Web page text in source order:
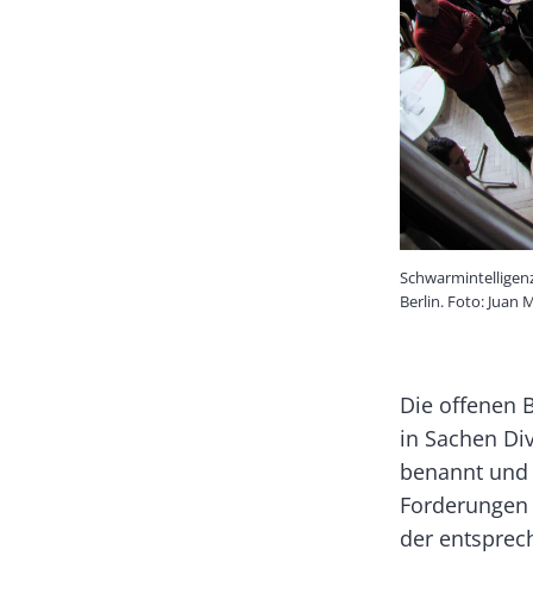
Berlin. Foto: Juan
Text
Die offenen
in Sachen
benannt
der